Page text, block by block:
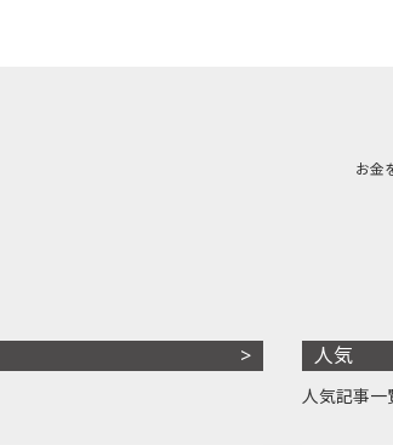
お金
人気
人気記事一